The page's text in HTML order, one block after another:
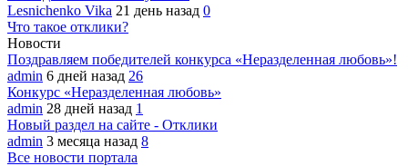
Lesnichenko Vika 21 день назад 0
Что такое отклики?
Новости
Поздравляем победителей конкурса «Неразделенная любовь»!
admin 6 дней назад 26
Конкурс «Неразделенная любовь»
admin 28 дней назад 1
Новый раздел на сайте - Отклики
admin 3 месяца назад 8
Все новости портала